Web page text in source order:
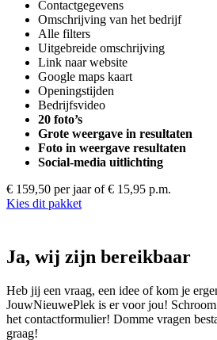
Contactgegevens
Omschrijving van het bedrijf
Alle filters
Uitgebreide omschrijving
Link naar website
Google maps kaart
Openingstijden
Bedrijfsvideo
20 foto’s
Grote weergave in resultaten
Foto in weergave resultaten
Social-media uitlichting
€ 159,50 per jaar of € 15,95 p.m.
Kies dit pakket
Ja, wij zijn bereikbaar
Heb jij een vraag, een idee of kom je
JouwNieuwePlek is er voor jou!
het contactformulier! Domme vragen
graag!